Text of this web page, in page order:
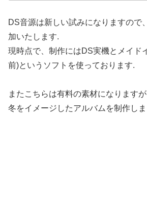
DS音源は新しい試みになりますので
加いたします.
現時点で、制作にはDS実機とメイド
前)というソフトを使っております.
またこちらは有料の素材になります
冬をイメージしたアルバムを制作し